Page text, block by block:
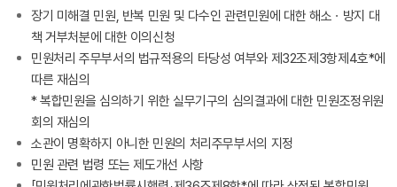
장기 미해결 민원, 반복 민원 및 다수인 관련민원에 대한 해소ㆍ방지 대
책 거부처분에 대한 이의신청
민원처리 주무부서의 법규적용의 타당성 여부와 제32조제3항제4호*에
따른 재심의
* 복합민원을 심의하기 위한 실무기구의 심의결과에 대한 민원조정위원
회의 재심의
소관이 명확하지 아니한 민원의 처리주무부서의 지정
민원 관련 법령 또는 제도개선 사항